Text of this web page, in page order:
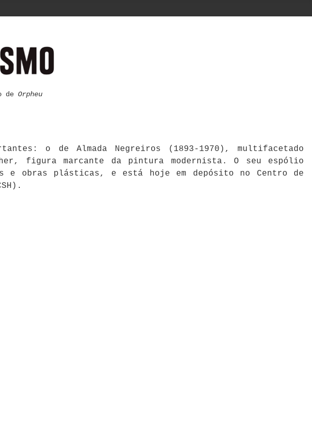
de Orpheu
o de Almada Negreiros (1893-1970), multifacetado
figura marcante da pintura modernista. O seu espólio
obras plásticas, e está hoje em depósito no Centro de